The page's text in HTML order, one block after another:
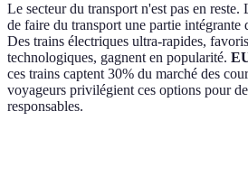
Le secteur du transport n'est pas en
de faire du transport une partie intégrante
Des trains électriques ultra-rapides,
technologiques, gagnent en popularité.
ces trains captent 30% du marché des
voyageurs privilégient ces options pour
responsables.